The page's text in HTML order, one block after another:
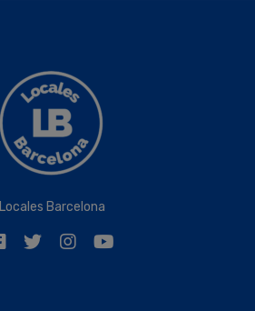
Locales Barcelona